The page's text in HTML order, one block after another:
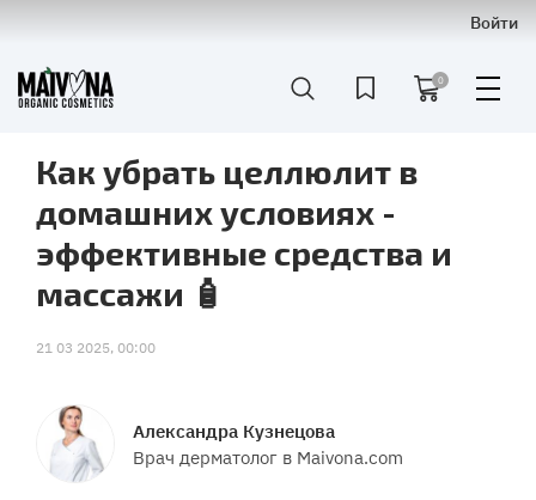
Войти
0
Как убрать целлюлит в
домашних условиях -
эффективные средства и
массажи 🧴
21 03 2025, 00:00
Александра Кузнецова
Врач дерматолог в Maivona.com